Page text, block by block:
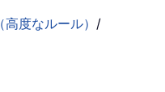
度なルール） /